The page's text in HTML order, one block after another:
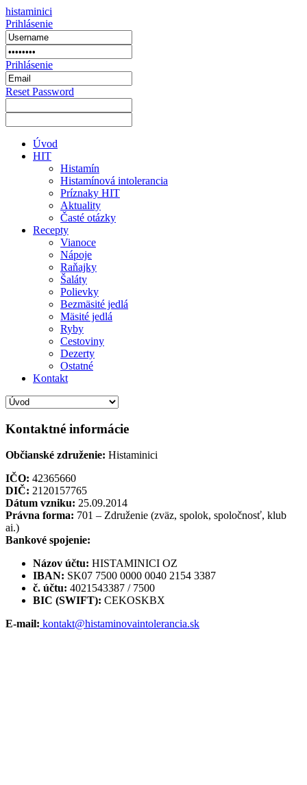
histaminici
Prihlásenie
Prihlásenie
Reset Password
Úvod
HIT
Histamín
Histamínová intolerancia
Príznaky HIT
Aktuality
Časté otázky
Recepty
Vianoce
Nápoje
Raňajky
Šaláty
Polievky
Bezmäsité jedlá
Mäsité jedlá
Ryby
Cestoviny
Dezerty
Ostatné
Kontakt
Kontaktné informácie
Občianské združenie: Histaminici
IČO: 42365660
DIČ: 2120157765
Dátum vzniku: 25.09.2014
Právna forma: 701 – Združenie (zväz, spolok, spoločnosť, klub
ai.)
Bankové spojenie:
Názov účtu: HISTAMINICI OZ
IBAN: SK07 7500 0000 0040 2154 3387
č. účtu: 4021543387 / 7500
BIC (SWIFT): CEKOSKBX
E-mail: kontakt@histaminovaintolerancia.sk